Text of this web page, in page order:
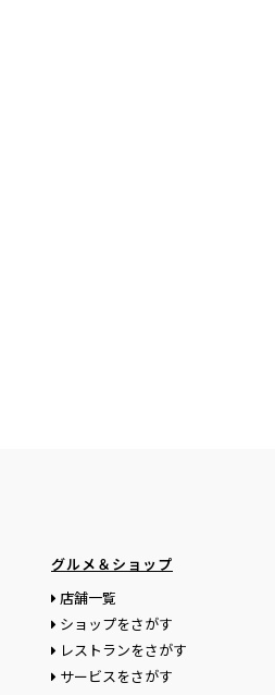
グルメ＆ショップ
店舗一覧
ショップをさがす
レストランをさがす
サービスをさがす